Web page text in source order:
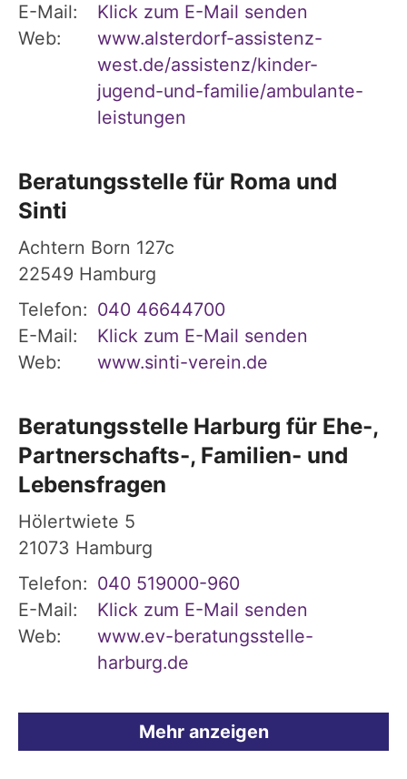
E-Mail:
Klick zum E-Mail senden
Web:
www.alsterdorf-assistenz-
west.de/assistenz/kinder-
jugend-und-familie/ambulante-
leistungen
Beratungsstelle für Roma und
Sinti
Achtern Born 127c
22549 Hamburg
Telefon: 040 46644700
E-Mail:
Klick zum E-Mail senden
Web:
www.sinti-verein.de
Beratungsstelle Harburg für Ehe-,
Partnerschafts-, Familien- und
Lebensfragen
Hölertwiete 5
21073 Hamburg
Telefon: 040 519000-960
E-Mail:
Klick zum E-Mail senden
Web:
www.ev-beratungsstelle-
harburg.de
Mehr anzeigen